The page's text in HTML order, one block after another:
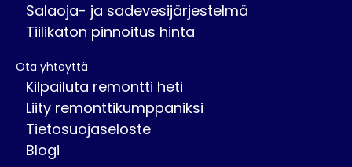
Salaoja- ja sadevesijärjestelmä
Tiilikaton pinnoitus hinta
Ota yhteyttä
Kilpailuta remontti heti
Liity remonttikumppaniksi
Tietosuojaseloste
Blogi